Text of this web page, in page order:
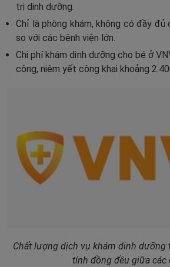
trị dinh dưỡng.
Chỉ là phòng khám, không có đầy đủ
so với các bệnh viện lớn.
Chi phí khám dinh dưỡng cho bé ở
công, niêm yết công khai khoảng
Chất lượng dịch vụ khám dinh dưỡng
tính đồng đều giữa các